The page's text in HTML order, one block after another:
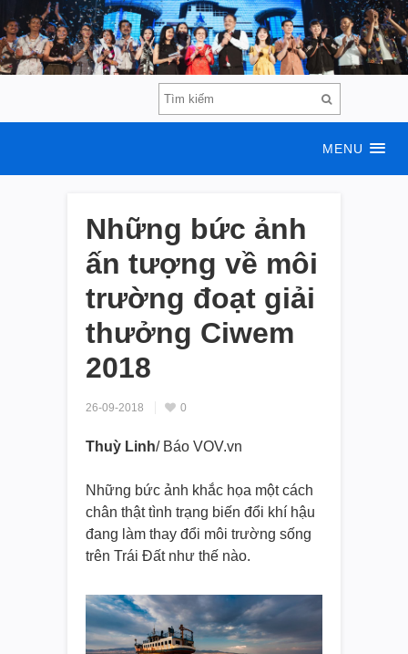
MENU
Những bức ảnh
ấn tượng về môi
trường đoạt giải
thưởng Ciwem
2018
26-09-2018 0
Thuỳ Linh/ Báo VOV.vn
Những bức ảnh khắc họa một cách
chân thật tình trạng biến đổi khí hậu
đang làm thay đổi môi trường sống
trên Trái Đất như thế nào.